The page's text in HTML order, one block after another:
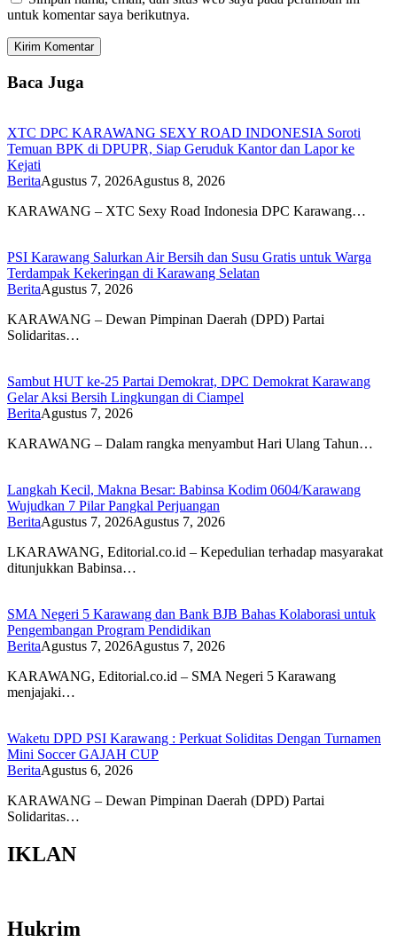
untuk komentar saya berikutnya.
Baca Juga
XTC DPC KARAWANG SEXY ROAD INDONESIA Soroti
Temuan BPK di DPUPR, Siap Geruduk Kantor dan Lapor ke
Kejati
BeritaAgustus 7, 2026Agustus 8, 2026
KARAWANG – XTC Sexy Road Indonesia DPC Karawang…
PSI Karawang Salurkan Air Bersih dan Susu Gratis untuk Warga
Terdampak Kekeringan di Karawang Selatan
BeritaAgustus 7, 2026
KARAWANG – Dewan Pimpinan Daerah (DPD) Partai
Solidaritas…
Sambut HUT ke-25 Partai Demokrat, DPC Demokrat Karawang
Gelar Aksi Bersih Lingkungan di Ciampel
BeritaAgustus 7, 2026
KARAWANG – Dalam rangka menyambut Hari Ulang Tahun…
Langkah Kecil, Makna Besar: Babinsa Kodim 0604/Karawang
Wujudkan 7 Pilar Pangkal Perjuangan
BeritaAgustus 7, 2026Agustus 7, 2026
LKARAWANG, Editorial.co.id – Kepedulian terhadap masyarakat
ditunjukkan Babinsa…
SMA Negeri 5 Karawang dan Bank BJB Bahas Kolaborasi untuk
Pengembangan Program Pendidikan
BeritaAgustus 7, 2026Agustus 7, 2026
KARAWANG, Editorial.co.id – SMA Negeri 5 Karawang
menjajaki…
Waketu DPD PSI Karawang : Perkuat Soliditas Dengan Turnamen
Mini Soccer GAJAH CUP
BeritaAgustus 6, 2026
KARAWANG – Dewan Pimpinan Daerah (DPD) Partai
Solidaritas…
IKLAN
Hukrim